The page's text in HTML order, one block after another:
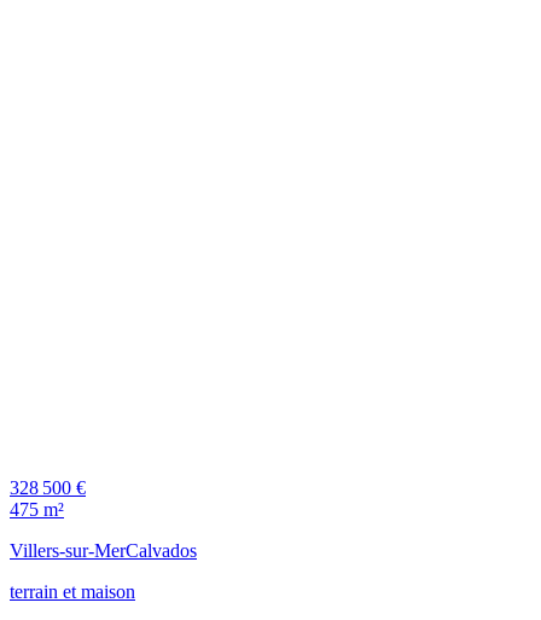
328 500 €
475 m²
Villers-sur-MerCalvados
terrain et maison